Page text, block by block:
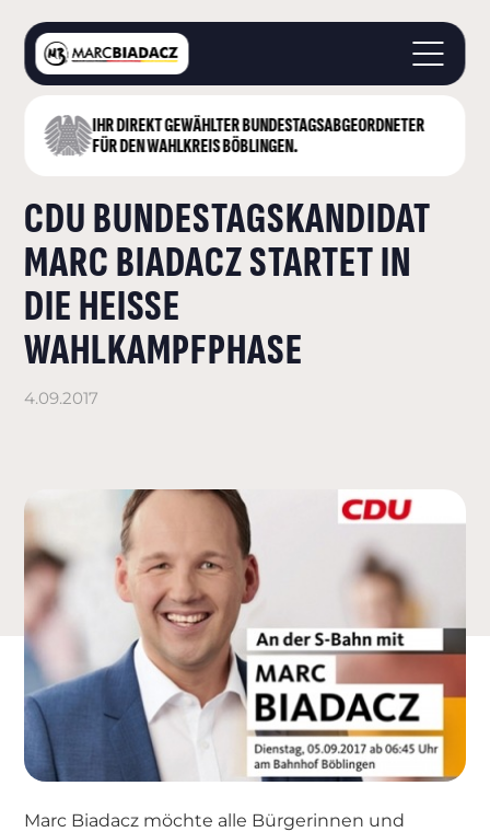
IHR DIREKT GEWÄHLTER BUNDESTAGS­ABGEORDNETER
FÜR DEN WAHLKREIS BÖBLINGEN.
STARTSEITE
LANDKREIS BÖBLINGEN
DEUTSCHER BUNDESTAG
AKTUELLES
CDU BUNDESTAGSKANDIDAT
MARC BIADACZ STARTET IN
DIE HEISSE W
AHLKAMPFPHASE
4.09.2017
Marc Biadacz möchte alle Bürgerinnen und